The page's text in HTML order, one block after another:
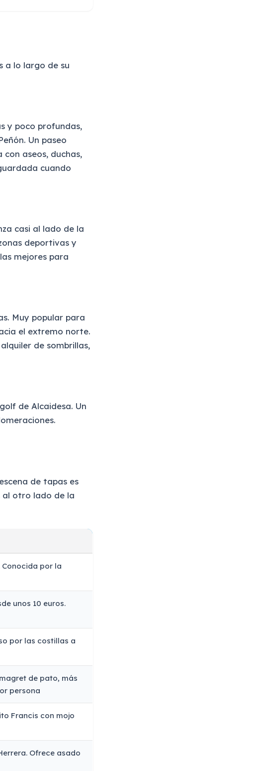
a lo largo de su
y poco profundas,
Un paseo
aseos, duchas,
cuando
casi al lado de la
deportivas y
mejores para
Muy popular para
el extremo norte.
de sombrillas,
de Alcaidesa. Un
de tapas es
al otro lado de la
por la
unos 10 euros.
por las costillas a
de pato, más
persona
Francis con mojo
Ofrece asado